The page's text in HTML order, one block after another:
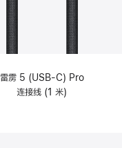
雷雳 5 (USB-C) Pro
连接线 (1 米)